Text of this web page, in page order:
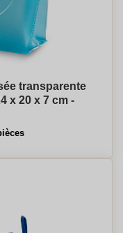
transparente
x 20 x 7 cm -